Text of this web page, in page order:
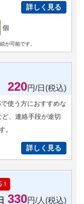
詳しく見る
個
が可能です。
220円/日(税込)
使う方におすすめな
、連絡手段が途切
。
詳しく見る
330円/人(税込)